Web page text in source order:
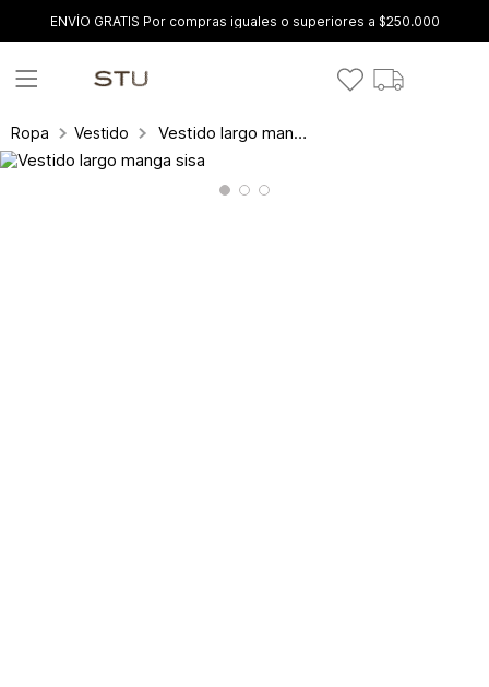
ENVÍO GRATIS Por compras iguales o superiores a $250.000
Ropa Vestidos Vestido largo manga sisa